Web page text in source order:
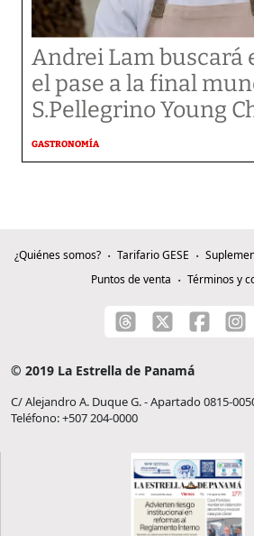
Andrei Lam buscará
el pase a la final
S.Pellegrino Young
GASTRONOMÍA
¿Quiénes somos? Tarifario GESE
Puntos de venta
Términos y
© 2019 La Estrella de Panamá
C/ Alejandro A. Duque G. - Apartado 0815-
Teléfono: +507 204-0000